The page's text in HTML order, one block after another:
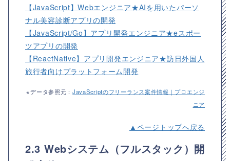
【JavaScript】Webエンジニア★AIを用いたパーソ
ナル美容診断アプリの開発
【JavaScript/Go】アプリ開発エンジニア★eスポー
ツアプリの開発
【ReactNative】アプリ開発エンジニア★訪日外国人
旅行者向けプラットフォーム開発
※データ参照元：JavaScriptのフリーランス案件情報｜プロエンジ
ニア
▲ページトップへ戻る
2.3 Webシステム（フルスタック）開